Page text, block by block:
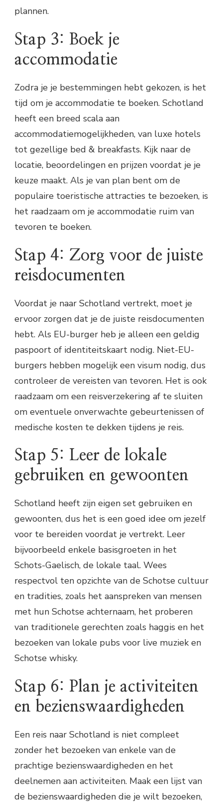
plannen.
Stap 3: Boek je
accommodatie
Zodra je je bestemmingen hebt gekozen, is het
tijd om je accommodatie te boeken. Schotland
heeft een breed scala aan
accommodatiemogelijkheden, van luxe hotels
tot gezellige bed & breakfasts. Kijk naar de
locatie, beoordelingen en prijzen voordat je je
keuze maakt. Als je van plan bent om de
populaire toeristische attracties te bezoeken, is
het raadzaam om je accommodatie ruim van
tevoren te boeken.
Stap 4: Zorg voor de juiste
reisdocumenten
Voordat je naar Schotland vertrekt, moet je
ervoor zorgen dat je de juiste reisdocumenten
hebt. Als EU-burger heb je alleen een geldig
paspoort of identiteitskaart nodig. Niet-EU-
burgers hebben mogelijk een visum nodig, dus
controleer de vereisten van tevoren. Het is ook
raadzaam om een reisverzekering af te sluiten
om eventuele onverwachte gebeurtenissen of
medische kosten te dekken tijdens je reis.
Stap 5: Leer de lokale
gebruiken en gewoonten
Schotland heeft zijn eigen set gebruiken en
gewoonten, dus het is een goed idee om jezelf
voor te bereiden voordat je vertrekt. Leer
bijvoorbeeld enkele basisgroeten in het
Schots-Gaelisch, de lokale taal. Wees
respectvol ten opzichte van de Schotse cultuur
en tradities, zoals het aanspreken van mensen
met hun Schotse achternaam, het proberen
van traditionele gerechten zoals haggis en het
bezoeken van lokale pubs voor live muziek en
Schotse whisky.
Stap 6: Plan je activiteiten
en bezienswaardigheden
Een reis naar Schotland is niet compleet
zonder het bezoeken van enkele van de
prachtige bezienswaardigheden en het
deelnemen aan activiteiten. Maak een lijst van
de bezienswaardigheden die je wilt bezoeken,